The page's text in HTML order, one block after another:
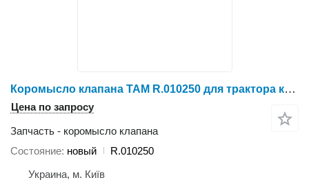
Коромысло клапана TAM R.010250 для трактора колесного
Цена по запросу
Запчасть - коромысло клапана
Состояние новый
R.010250
Украина, м. Київ